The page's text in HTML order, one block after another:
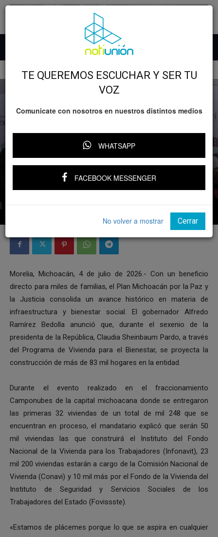
GOBIERNO
Bedolla y Sheinbaum proyectan histórica
entrega de 83 mil viviendas en
Michoacán
Morelia, Michoacán, 4 de julio de 2026.- Con un beneficio
directo para miles de familias, el Plan Michoacán por la Paz y
la Justicia consolida un avance histórico en materia de
infraestructura y bienestar social. El gobernador Alfredo
Ramírez Bedolla anunció que, durante el sexenio de la
presidenta de la República, Claudia Sheinbaum Pardo, a través
del Programa de Vivienda para el Bienestar, se proyecta la
construcción de más de 83 mil hogares en la entidad.
Durante el evento realizado en el fraccionamiento
Camponubes de la capital michoacana donde se entregaron
las primeras 32 viviendas de un total de mil 248 que se
encuentran en proceso, el mandatario explicó que serán 50
mil viviendas las que construirá el Instituto del Fondo
Nacional de la Vivienda para los Trabajadores (Infonavit), 23
mil 200 viviendas estarán a cargo de la Comisión Nacional de
Vivienda (Conavi) y 10 mil más por el Fondo de la Vivienda del
Instituto de Seguridad y Servicios Sociales de los
Trabajadores del Estado (Fovissste).
«Estamos de plácemes porque lo que se aspira en cualquier
TE QUEREMOS ESCUCHAR Y SER TU
VOZ
Comunicate con nosotros en nuestros distintos medios
WHATSAPP
FACEBOOK MESSENGER
No volver a mostrar Cerrar